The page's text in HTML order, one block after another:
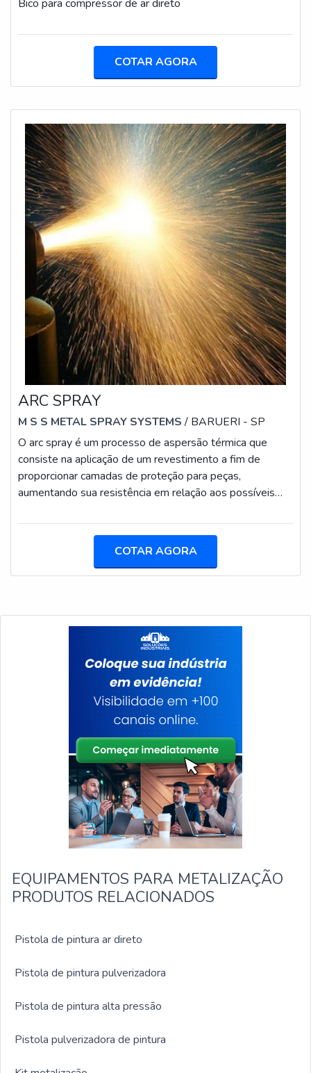
Bico para compressor de ar direto
COTAR AGORA
ARC SPRAY
M S S METAL SPRAY SYSTEMS/ BARUERI - SP
O arc spray é um processo de aspersão térmica que
consiste na aplicação de um revestimento a fim de
proporcionar camadas de proteção para peças,
aumentando sua resistência em relação aos possíveis
provenientes da corrosão e da abrasão. O arc tipo spray
vantagens que oferece. Em comparação com o flame
spray, por exemplo, este processo é mais seguro, mais
COTAR AGORA
EQUIPAMENTOS PARA METALIZAÇÃO
PRODUTOS RELACIONADOS
Pistola de pintura ar direto
Pistola de pintura pulverizadora
Pistola de pintura alta pressão
Pistola pulverizadora de pintura